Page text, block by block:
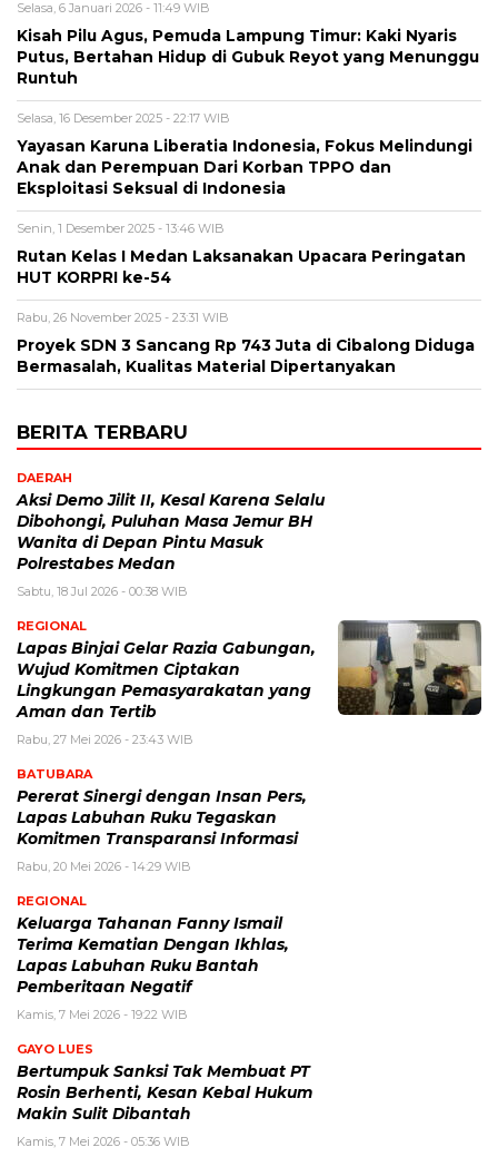
Selasa, 6 Januari 2026 - 11:49 WIB
Kisah Pilu Agus, Pemuda Lampung Timur: Kaki Nyaris
Putus, Bertahan Hidup di Gubuk Reyot yang Menunggu
Runtuh
Selasa, 16 Desember 2025 - 22:17 WIB
Yayasan Karuna Liberatia Indonesia, Fokus Melindungi
Anak dan Perempuan Dari Korban TPPO dan
Eksploitasi Seksual di Indonesia
Senin, 1 Desember 2025 - 13:46 WIB
Rutan Kelas I Medan Laksanakan Upacara Peringatan
HUT KORPRI ke-54
Rabu, 26 November 2025 - 23:31 WIB
Proyek SDN 3 Sancang Rp 743 Juta di Cibalong Diduga
Bermasalah, Kualitas Material Dipertanyakan
BERITA TERBARU
DAERAH
Aksi Demo Jilit II, Kesal Karena Selalu
Dibohongi, Puluhan Masa Jemur BH
Wanita di Depan Pintu Masuk
Polrestabes Medan
Sabtu, 18 Jul 2026 - 00:38 WIB
REGIONAL
Lapas Binjai Gelar Razia Gabungan,
Wujud Komitmen Ciptakan
Lingkungan Pemasyarakatan yang
Aman dan Tertib
Rabu, 27 Mei 2026 - 23:43 WIB
BATUBARA
Pererat Sinergi dengan Insan Pers,
Lapas Labuhan Ruku Tegaskan
Komitmen Transparansi Informasi
Rabu, 20 Mei 2026 - 14:29 WIB
REGIONAL
Keluarga Tahanan Fanny Ismail
Terima Kematian Dengan Ikhlas,
Lapas Labuhan Ruku Bantah
Pemberitaan Negatif
Kamis, 7 Mei 2026 - 19:22 WIB
GAYO LUES
Bertumpuk Sanksi Tak Membuat PT
Rosin Berhenti, Kesan Kebal Hukum
Makin Sulit Dibantah
Kamis, 7 Mei 2026 - 05:36 WIB